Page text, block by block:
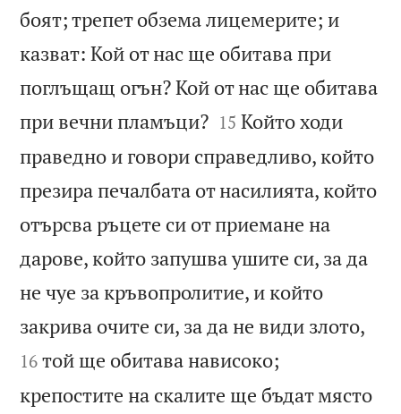
боят; трепет обзема лицемерите; и
казват: Кой от нас ще обитава при
поглъщащ огън? Кой от нас ще обитава
при вечни пламъци?
15 Който ходи
праведно и говори справедливо, който
презира печалбата от насилията, който
отърсва ръцете си от приемане на
дарове, който запушва ушите си, за да
не чуе за кръвопролитие, и който
закрива очите си, за да не види злото,
16 той ще обитава нависоко;
крепостите на скалите ще бъдат място